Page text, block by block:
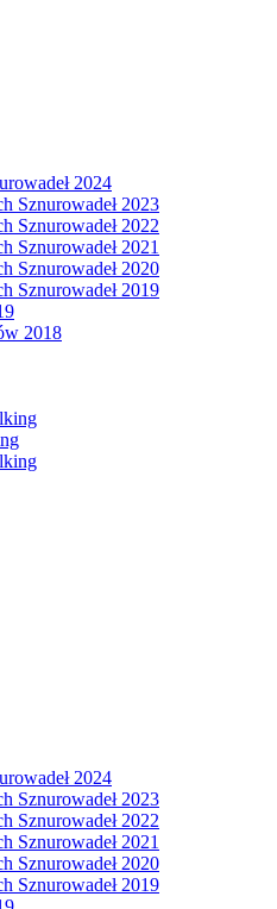
2024
Sznurowadeł 2023
Sznurowadeł 2022
Sznurowadeł 2021
Sznurowadeł 2020
Sznurowadeł 2019
2018
2024
Sznurowadeł 2023
Sznurowadeł 2022
Sznurowadeł 2021
Sznurowadeł 2020
Sznurowadeł 2019